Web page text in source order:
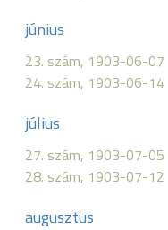
június
23. szám, 1903-06-07
24. szám, 1903-06-14
július
27. szám, 1903-07-05
28. szám, 1903-07-12
augusztus